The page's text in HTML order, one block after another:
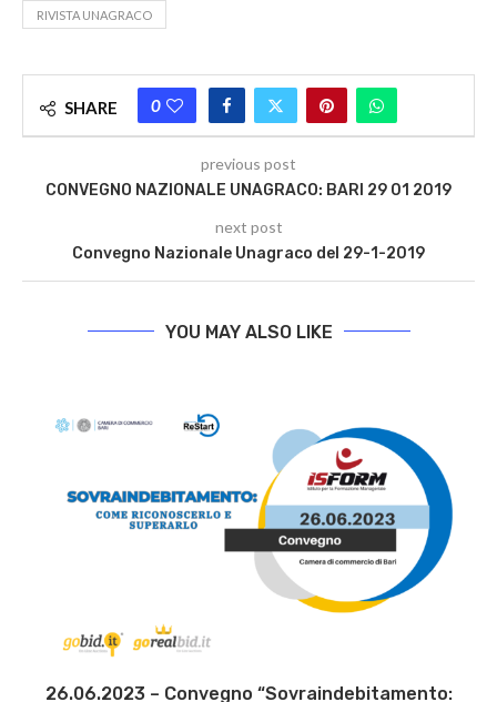
RIVISTA UNAGRACO
SHARE 0
previous post
CONVEGNO NAZIONALE UNAGRACO: BARI 29 01 2019
next post
Convegno Nazionale Unagraco del 29-1-2019
YOU MAY ALSO LIKE
26.06.2023 – Convegno “Sovraindebitamento: